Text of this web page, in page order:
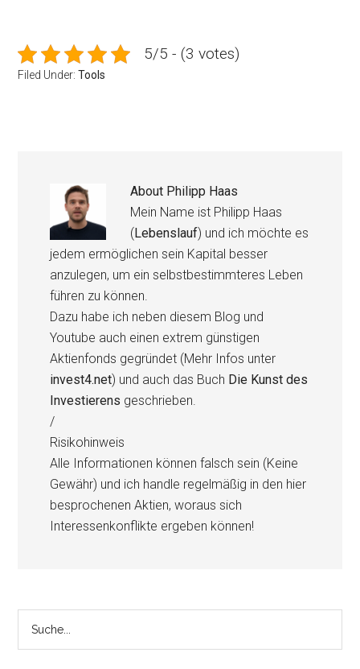
5/5 - (3 votes)
Filed Under:Tools
About Philipp Haas
Mein Name ist Philipp Haas
(Lebenslauf) und ich möchte es
jedem ermöglichen sein Kapital besser
anzulegen, um ein selbstbestimmteres Leben
führen zu können.
Dazu habe ich neben diesem Blog und
Youtube auch einen extrem günstigen
Aktienfonds gegründet (Mehr Infos unter
invest4.net) und auch das Buch Die Kunst des
Investierens geschrieben.
/
Risikohinweis
Alle Informationen können falsch sein (Keine
Gewähr) und ich handle regelmäßig in den hier
besprochenen Aktien, woraus sich
Interessenkonflikte ergeben können!